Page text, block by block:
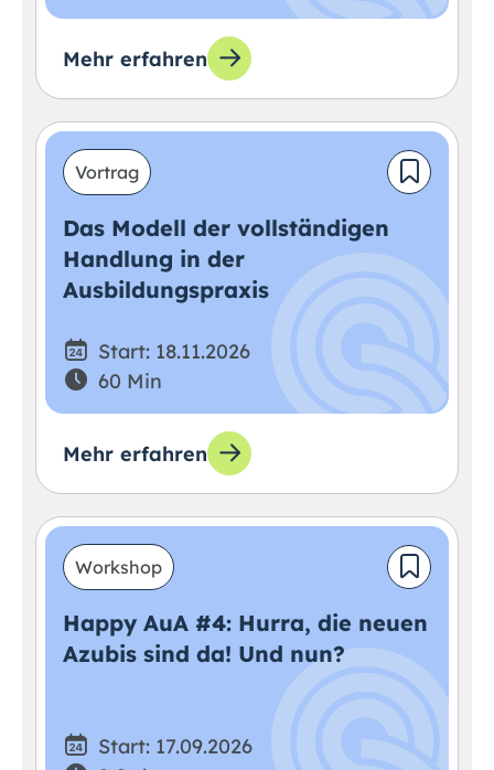
Mehr erfahren
Vortrag
Das Modell der vollständigen
Handlung in der
Ausbildungspraxis
Start: 18.11.2026
60 Min
Mehr erfahren
Workshop
Happy AuA #4: Hurra, die neuen
Azubis sind da! Und nun?
Start: 17.09.2026